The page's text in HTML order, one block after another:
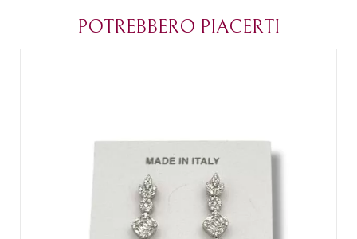
POTREBBERO PIACERTI